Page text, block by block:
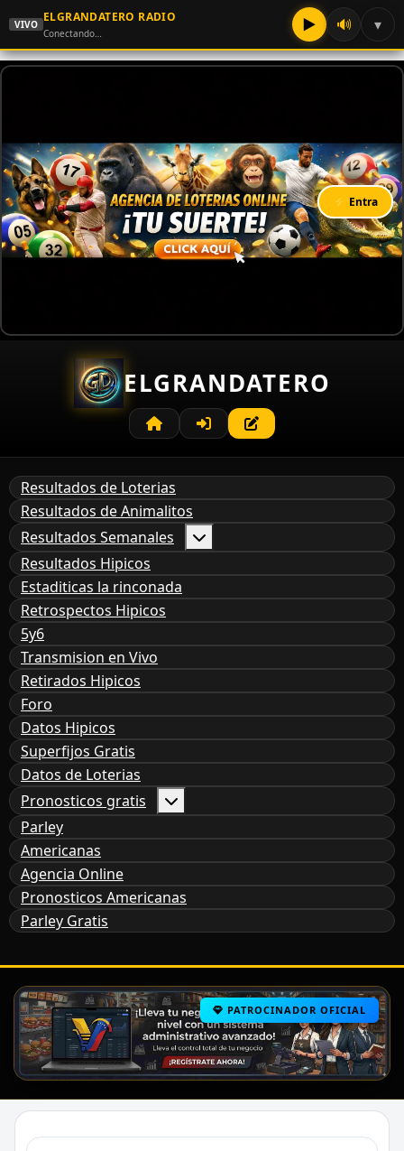
VIVO
ELGRANDATERO RADIO
Conectando… ▶ 🔊 ▾
⚡ Entra
ELGRANDATERO
Resultados de Loterias
Resultados de Animalitos
Resultados Semanales
Resultados Hipicos
Estaditicas la rinconada
Retrospectos Hipicos
5y6
Transmision en Vivo
Retirados Hipicos
Foro
Datos Hipicos
Superfijos Gratis
Datos de Loterias
Pronosticos gratis
Parley
Americanas
Agencia Online
Pronosticos Americanas
Parley Gratis
PATROCINADOR OFICIAL